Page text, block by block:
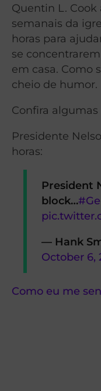
Quentin L.
semanais da
horas para
se
em casa. Como
cheio de humor.
Confira
Presidente
horas:
President
block…
— Hank
October 6,
Como eu me